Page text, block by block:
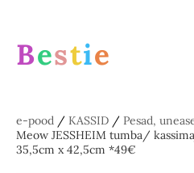
Bestie
e-pood / KASSID / Pesad,
Meow JESSHEIM tumba/
35,5cm x 42,5cm *49€